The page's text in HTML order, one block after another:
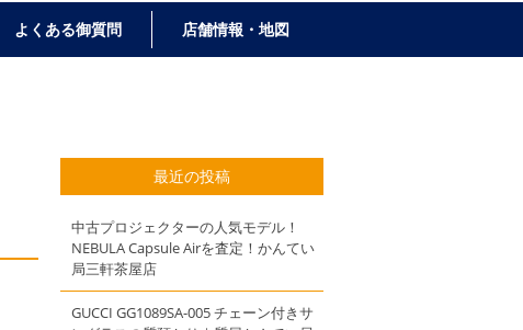
よくある御質問 店舗情報・地図
最近の投稿
中古プロジェクターの人気モデル！
NEBULA Capsule Airを査定！かんてい
局三軒茶屋店
GUCCI GG1089SA-005 チェーン付きサ